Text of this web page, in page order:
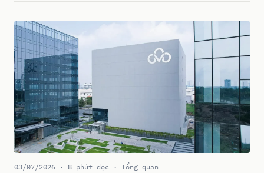
03/07/2026 · 8 phút đọc · Tổng quan